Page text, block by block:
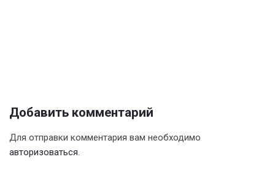
Добавить комментарий
Для отправки комментария вам необходимо
авторизоваться.